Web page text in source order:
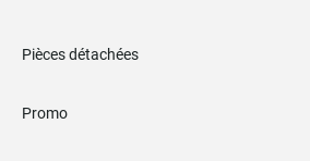
Pièces détachées
Promo